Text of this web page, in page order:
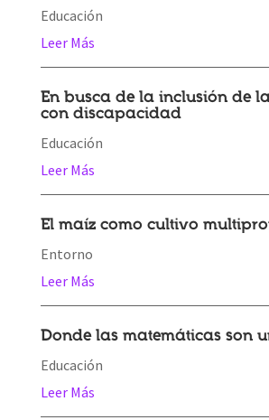
Educación
Leer Más
En busca de la inclusión de
con discapacidad
Educación
Leer Más
El maíz como cultivo
Entorno
Leer Más
Donde las matemáticas son
Educación
Leer Más